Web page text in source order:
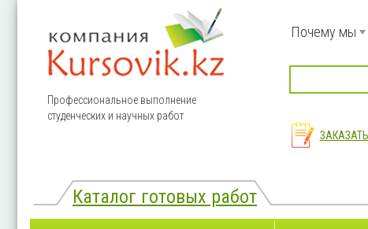
Профессиональное выполнение
студенческих и научных работ
Почему мы
Каталог готовых работ